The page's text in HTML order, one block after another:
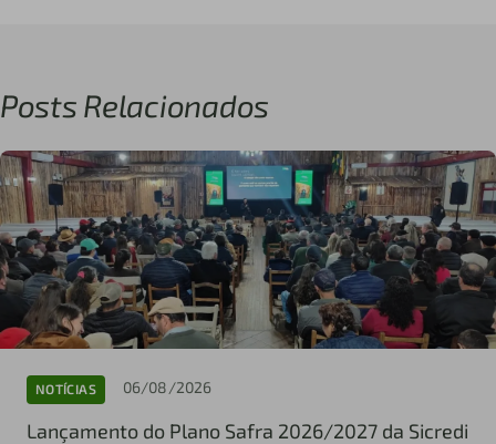
Posts Relacionados
NOTÍCIAS 06/08/2026
Lançamento do Plano Safra 2026/2027 da Sicredi